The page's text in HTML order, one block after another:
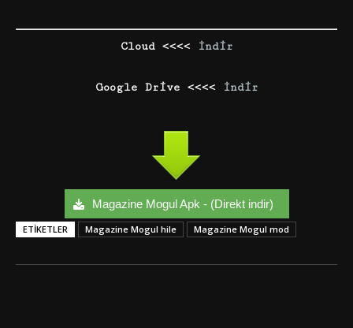
Cloud <<<< İndir
Google Drive <<<< İndir
Magazine Mogul Apk - (Direkt indir)
ETIKETLER Magazine Mogul hile Magazine Mogul mod